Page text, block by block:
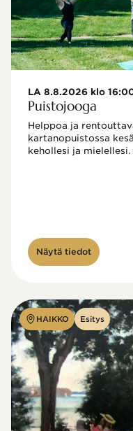
LA 8.8.2026 klo
Puistojooga
Helppoa ja
kartanopuistossa
kehollesi ja
Näytä tiedot
HAIKKO Esitys